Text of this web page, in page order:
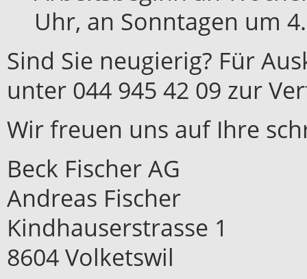
Uhr, an Sonntagen um
Sind Sie neugierig? Für
unter 044 945 42 09 zur
Wir freuen uns auf Ihre
Beck Fischer AG
Andreas Fischer
Kindhauserstrasse 1
8604 Volketswil